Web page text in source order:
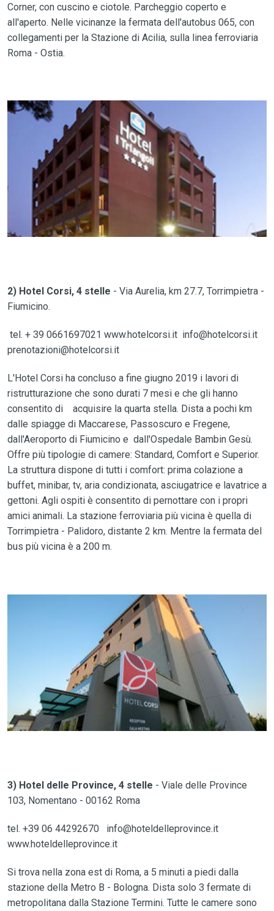
Corner, con cuscino e ciotole. Parcheggio coperto e
all'aperto. Nelle vicinanze la fermata dell'autobus 065, con
collegamenti per la Stazione di Acilia, sulla linea ferroviaria
Roma - Ostia.
2) Hotel Corsi, 4 stelle - Via Aurelia, km 27.7, Torrimpietra -
Fiumicino.
tel. + 39 0661697021 www.hotelcorsi.it info@hotelcorsi.it
prenotazioni@hotelcorsi.it
L'Hotel Corsi ha concluso a fine giugno 2019 i lavori di
ristrutturazione che sono durati 7 mesi e che gli hanno
consentito di acquisire la quarta stella. Dista a pochi km
dalle spiagge di Maccarese, Passoscuro e Fregene,
dall'Aeroporto di Fiumicino e dall'Ospedale Bambin Gesù.
Offre più tipologie di camere: Standard, Comfort e Superior.
La struttura dispone di tutti i comfort: prima colazione a
buffet, minibar, tv, aria condizionata, asciugatrice e lavatrice a
gettoni. Agli ospiti è consentito di pernottare con i propri
amici animali. La stazione ferroviaria più vicina è quella di
Torrimpietra - Palidoro, distante 2 km. Mentre la fermata del
bus più vicina è a 200 m.
3) Hotel delle Province, 4 stelle - Viale delle Province
103, Nomentano - 00162 Roma
tel. +39 06 44292670 info@hoteldelleprovince.it
www.hoteldelleprovince.it
Si trova nella zona est di Roma, a 5 minuti a piedi dalla
stazione della Metro B - Bologna. Dista solo 3 fermate di
metropolitana dalla Stazione Termini. Tutte le camere sono